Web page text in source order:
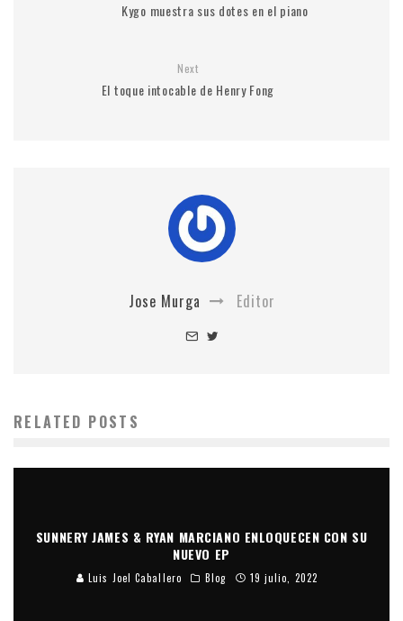
Kygo muestra sus dotes en el piano
Next
El toque intocable de Henry Fong
Jose Murga Editor
RELATED POSTS
SUNNERY JAMES & RYAN MARCIANO ENLOQUECEN CON SU
NUEVO EP
Luis Joel Caballero Blog 19 julio, 2022